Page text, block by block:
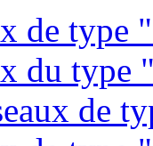
de type
du type
de